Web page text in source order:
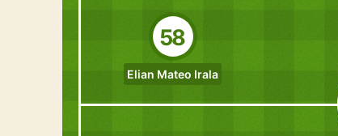
58
Elian Mateo Irala